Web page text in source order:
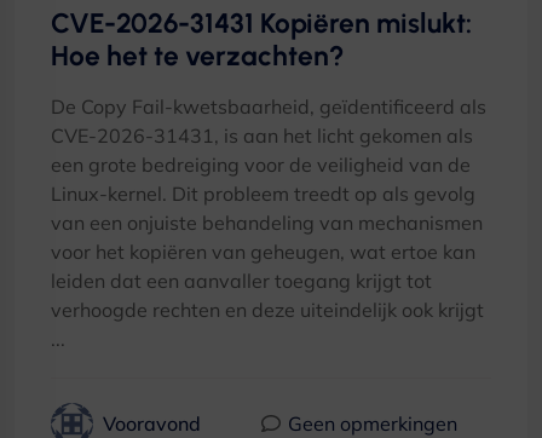
CVE-2026-31431 Kopiëren mislukt:
Hoe het te verzachten?
De Copy Fail-kwetsbaarheid, geïdentificeerd als
CVE-2026-31431, is aan het licht gekomen als
een grote bedreiging voor de veiligheid van de
Linux-kernel. Dit probleem treedt op als gevolg
van een onjuiste behandeling van mechanismen
voor het kopiëren van geheugen, wat ertoe kan
leiden dat een aanvaller toegang krijgt tot
verhoogde rechten en deze uiteindelijk ook krijgt
...
Vooravond Geen opmerkingen